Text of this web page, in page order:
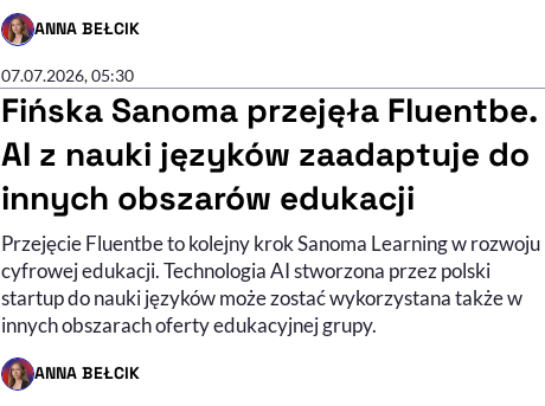
ANNA BEŁCIK
- AUTOR ARTYKUŁU - PROFIL
07.07.2026, 05:30
Fińska Sanoma przejęła Fluentbe.
AI z nauki języków zaadaptuje do
innych obszarów edukacji
Przejęcie Fluentbe to kolejny krok Sanoma Learning w rozwoju
cyfrowej edukacji. Technologia AI stworzona przez polski
startup do nauki języków może zostać wykorzystana także w
innych obszarach oferty edukacyjnej grupy.
ANNA BEŁCIK
- AUTOR ARTYKUŁU - PROFIL